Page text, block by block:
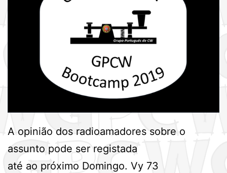
A opinião dos radioamadores sobre o
assunto pode ser registada
até ao próximo Domingo. Vy 73